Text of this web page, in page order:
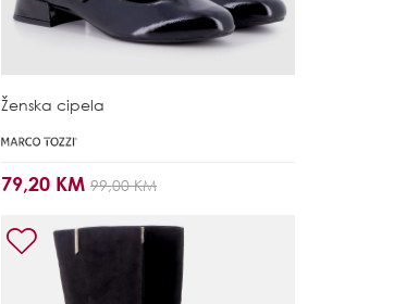
Ženska cipela
79,20 KM 99,00 KM